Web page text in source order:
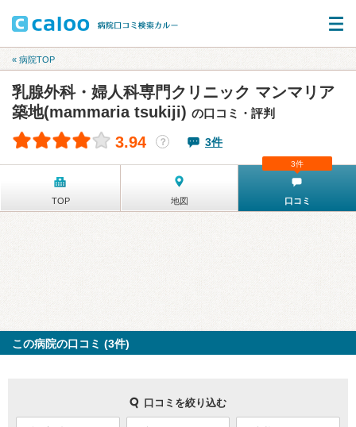
« 病院TOP
乳腺外科・婦人科専門クリニック マンマリア
築地(mammaria tsukiji) の口コミ・評判
3.94 ？ 3件
TOP 地図 口コミ
3件
この病院の口コミ (3件)
口コミを絞り込む